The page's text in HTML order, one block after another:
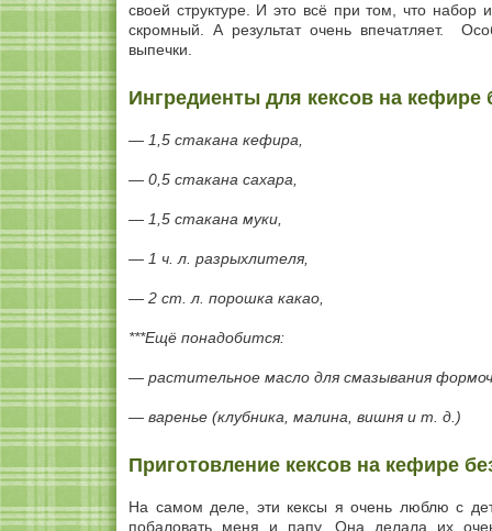
своей структуре. И это всё при том, что набор
скромный. А результат очень впечатляет.
выпечки.
Ингредиенты для кексов на кефире
— 1,5 стакана кефира,
— 0,5 стакана сахара,
— 1,5 стакана муки,
— 1 ч. л. разрыхлителя,
— 2 ст. л. порошка какао,
***Ещё понадобится:
— растительное масло для смазывания
— варенье (клубника, малина, вишня и т. д.)
Приготовление кексов на кефире
На самом деле, эти кексы я очень люблю с
побаловать меня и папу. Она делала их